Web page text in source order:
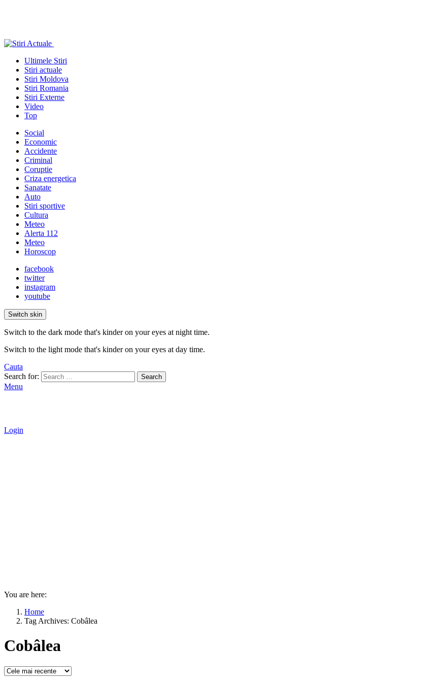
Ultimele Stiri
Stiri actuale
Stiri Moldova
Stiri Romania
Stiri Externe
Video
Top
Social
Economic
Accidente
Criminal
Coruptie
Criza energetica
Sanatate
Auto
Stiri sportive
Cultura
Meteo
Alerta 112
Meteo
Horoscop
facebook
twitter
instagram
youtube
Switch skin
Switch to the dark mode that's kinder on your eyes at night time.
Switch to the light mode that's kinder on your eyes at day time.
Cauta
Search for:
Search
Menu
Login
You are here:
Home
Tag Archives: Cobâlea
Cobâlea